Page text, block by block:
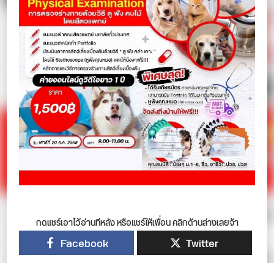
กดแชร์เอาไว้อ่านทีหลัง หรือแชร์ให้เพื่อน คลิกด้านล่างเลยจ้า
Facebook Twitter